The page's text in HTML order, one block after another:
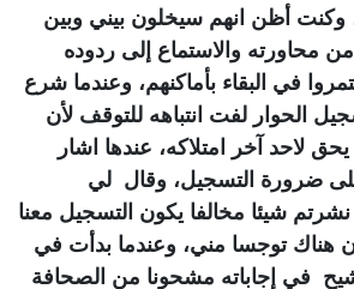
وكنت أظن انهم سيخلون بيني وبين
محاورته والاستماع إلى ردوده
في البقاء بأماكنهم، وعندما شرع
الحوار لفت انتباهه للتوقف لأن
لاحد آخر امتلاكه، عندها اشار
ضرورة التسجيل، وقال لي
شيئا مخالفا يكون التسجيل معنا
هناك توجسا مني، وعندما بدأت في
في إجاباته مشحونا من الصحافة